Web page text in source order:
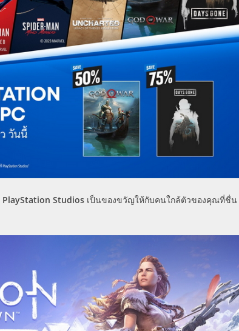
PlayStation Studios เป็นของขวัญให้กับคนใกล้ตัวของคุณที่ชื่น